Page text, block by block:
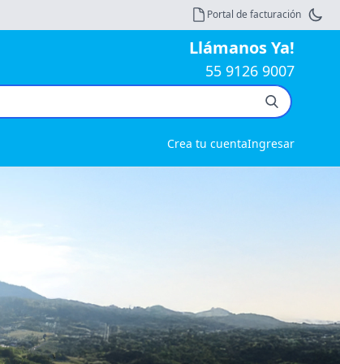
Portal de facturación
Llámanos Ya!
55 9126 9007
Crea tu cuentaIngresar